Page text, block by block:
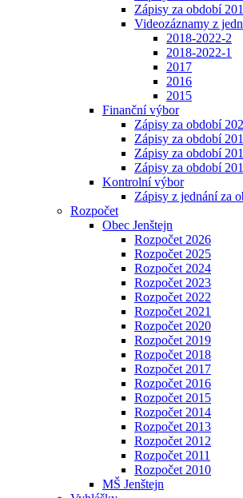
Zápisy za období
Videozáznamy z
2018-2022-2
2018-2022-1
2017
2016
2015
Finanční výbor
Zápisy za období
Zápisy za období
Zápisy za období
Zápisy za období
Kontrolní výbor
Zápisy z jednání za
Rozpočet
Obec Jenštejn
Rozpočet 2026
Rozpočet 2025
Rozpočet 2024
Rozpočet 2023
Rozpočet 2022
Rozpočet 2021
Rozpočet 2020
Rozpočet 2019
Rozpočet 2018
Rozpočet 2017
Rozpočet 2016
Rozpočet 2015
Rozpočet 2014
Rozpočet 2013
Rozpočet 2012
Rozpočet 2011
Rozpočet 2010
MŠ Jenštejn